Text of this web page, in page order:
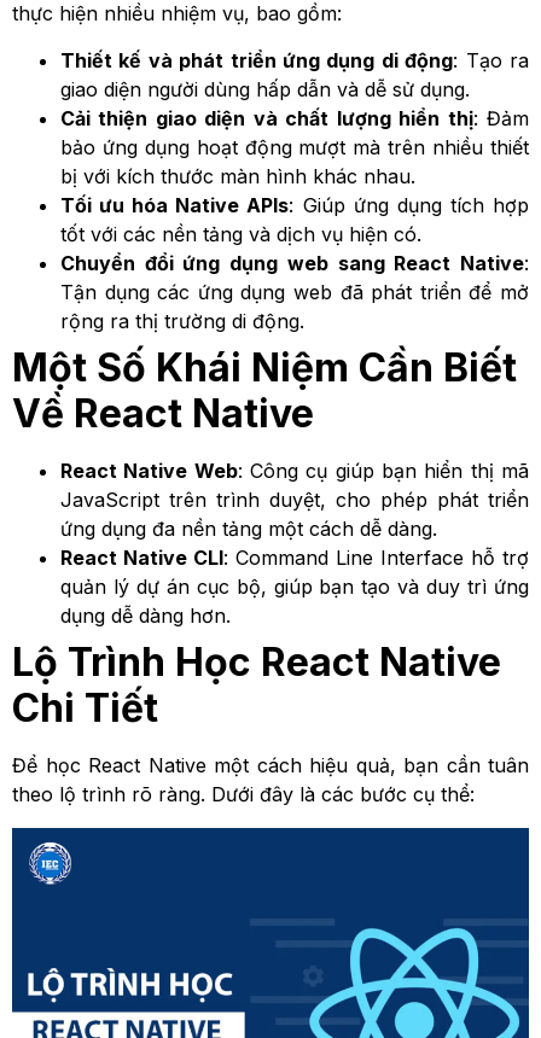
thực hiện nhiều nhiệm vụ, bao gồm:
Thiết kế và phát triển ứng dụng di động: Tạo ra
giao diện người dùng hấp dẫn và dễ sử dụng.
Cải thiện giao diện và chất lượng hiển thị: Đảm
bảo ứng dụng hoạt động mượt mà trên nhiều thiết
bị với kích thước màn hình khác nhau.
Tối ưu hóa Native APIs: Giúp ứng dụng tích hợp
tốt với các nền tảng và dịch vụ hiện có.
Chuyển đổi ứng dụng web sang React Native:
Tận dụng các ứng dụng web đã phát triển để mở
rộng ra thị trường di động.
Một Số Khái Niệm Cần Biết
Về React Native
React Native Web: Công cụ giúp bạn hiển thị mã
JavaScript trên trình duyệt, cho phép phát triển
ứng dụng đa nền tảng một cách dễ dàng.
React Native CLI: Command Line Interface hỗ trợ
quản lý dự án cục bộ, giúp bạn tạo và duy trì ứng
dụng dễ dàng hơn.
Lộ Trình Học React Native
Chi Tiết
Để học React Native một cách hiệu quả, bạn cần tuân
theo lộ trình rõ ràng. Dưới đây là các bước cụ thể: